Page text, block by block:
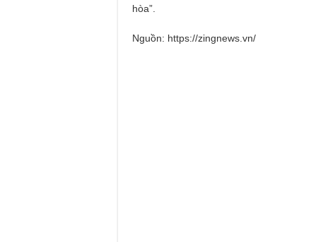
hòa”.
Nguồn: https://zingnews.vn/